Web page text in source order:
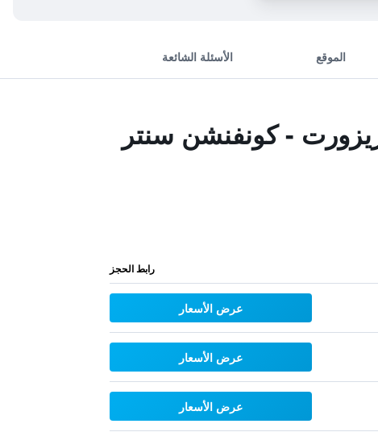
الموقع الأسئلة الشائعة
- كونفنشن سنتر
رابط الحجز
عرض الأسعار
عرض الأسعار
عرض الأسعار